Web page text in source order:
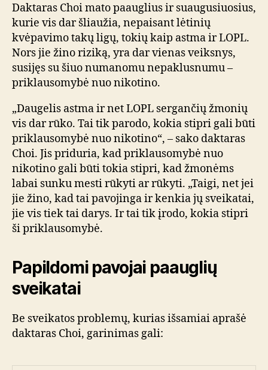
Daktaras Choi mato paauglius ir suaugusiuosius,
kurie vis dar šliaužia, nepaisant lėtinių
kvėpavimo takų ligų, tokių kaip astma ir LOPL.
Nors jie žino riziką, yra dar vienas veiksnys,
susijęs su šiuo numanomu nepaklusnumu –
priklausomybė nuo nikotino.
„Daugelis astma ir net LOPL sergančių žmonių
vis dar rūko. Tai tik parodo, kokia stipri gali būti
priklausomybė nuo nikotino“, – sako daktaras
Choi. Jis priduria, kad priklausomybė nuo
nikotino gali būti tokia stipri, kad žmonėms
labai sunku mesti rūkyti ar rūkyti. „Taigi, net jei
jie žino, kad tai pavojinga ir kenkia jų sveikatai,
jie vis tiek tai darys. Ir tai tik įrodo, kokia stipri
ši priklausomybė.
Papildomi pavojai paauglių
sveikatai
Be sveikatos problemų, kurias išsamiai aprašė
daktaras Choi, garinimas gali: